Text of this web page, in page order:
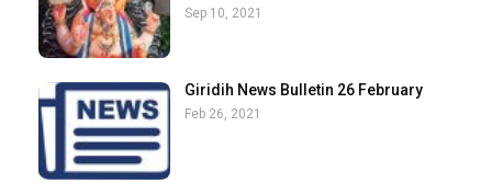
Sep 10, 2021
Giridih News Bulletin 26 February
Feb 26, 2021